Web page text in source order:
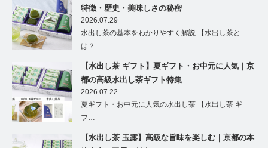
特徴・歴史・美味しさの秘密
2026.07.29
水出し茶の基本をわかりやすく解説 【水出し茶と
は？…
【水出し茶 ギフト】夏ギフト・お中元に人気｜京
都の高級水出し茶ギフト特集
2026.07.22
夏ギフト・お中元に人気の水出し茶 【水出し茶 ギ
フ…
【水出し茶 玉露】高級な旨味を楽しむ｜京都の本